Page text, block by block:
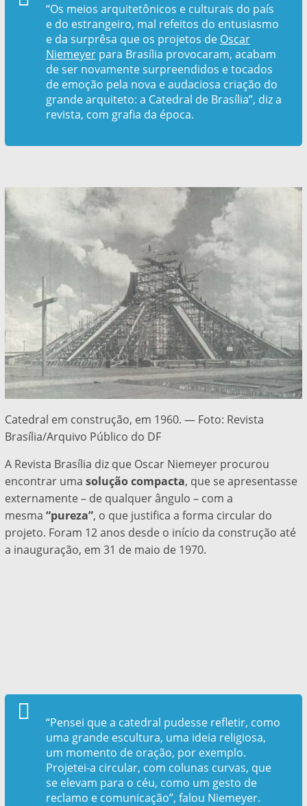
“Os meios arquitetônicos e culturais do país
e do estrangeiro, mal refeitos do entusiasmo
e da surprêsa que os projetos de Oscar
Niemeyerpara Brasília provocaram, acabam
de ser novamente surpreendidos e tocados
de emoção pela nova e audaciosa criação do
grande arquiteto: a Catedral de Brasília”, diz a
revista, com grafia da época.
Catedral em construção, em 1960. — Foto: Revista
Brasília/Arquivo Público do DF
A Revista Brasília diz que Oscar Niemeyer procurou
encontrar uma solução compacta, que se apresentasse
externamente – de qualquer ângulo – com a
mesma “pureza”, o que justifica a forma circular do
projeto. Foram 12 anos desde o início da construção até
a inauguração, em 31 de maio de 1970.
“Pensei que a catedral pudesse refletir, como
uma grande escultura, uma ideia religiosa,
um momento de oração, por exemplo.
Projetei-a circular, com colunas curvas, que
se elevam para o céu, como um gesto de
reclamo e comunicação”, falou Niemeyer.